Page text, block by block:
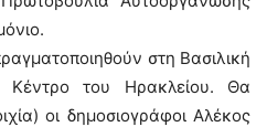
στη Βασιλική
του Ηρακλείου. Θα
οι δημοσιογράφοι Αλέκος